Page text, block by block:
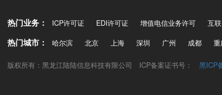
热门业务： ICP许可证 EDI许可证 增值电信业务许可 互
热门城市： 哈尔滨 北京 上海 深圳 广州 成都
版权所有：黑龙江陆陆信息科技有限公司 ICP备案证书号： 黑ICP